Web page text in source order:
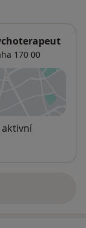
170 00
záložce